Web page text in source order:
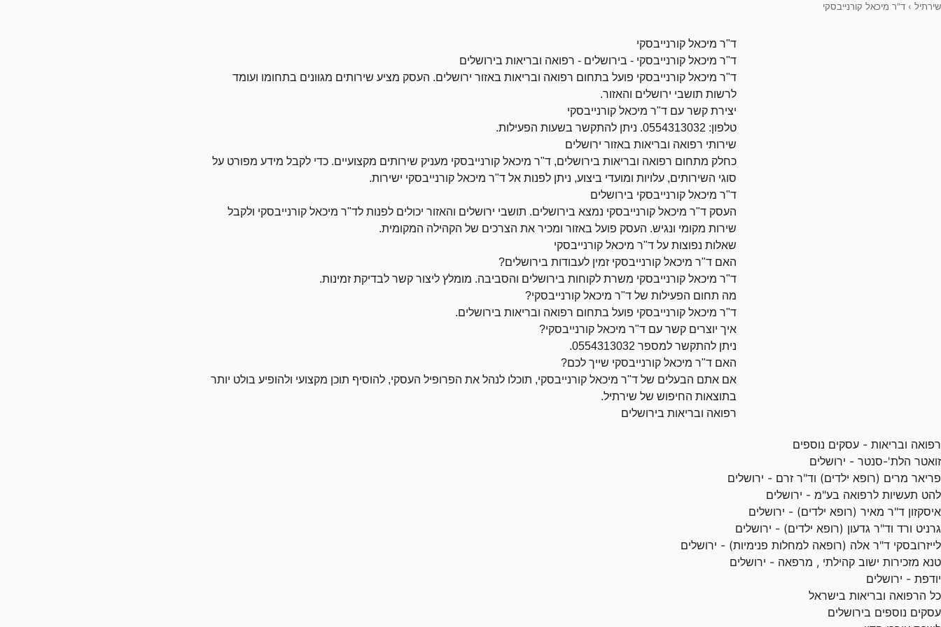
שירתיל › ד"ר מיכאל קורנייבסקי
ד"ר מיכאל קורנייבסקי
ד"ר מיכאל קורנייבסקי - בירושלים - רפואה ובריאות בירושלים
ד"ר מיכאל קורנייבסקי פועל בתחום רפואה ובריאות באזור ירושלים. העסק מציע שירותים מגוונים בתחומו ועומד
לרשות תושבי ירושלים והאזור.
יצירת קשר עם ד"ר מיכאל קורנייבסקי
טלפון: 0554313032. ניתן להתקשר בשעות הפעילות.
שירותי רפואה ובריאות באזור ירושלים
כחלק מתחום רפואה ובריאות בירושלים, ד"ר מיכאל קורנייבסקי מעניק שירותים מקצועיים. כדי לקבל מידע מפורט על
סוגי השירותים, עלויות ומועדי ביצוע, ניתן לפנות אל ד"ר מיכאל קורנייבסקי ישירות.
ד"ר מיכאל קורנייבסקי בירושלים
העסק ד"ר מיכאל קורנייבסקי נמצא בירושלים. תושבי ירושלים והאזור יכולים לפנות לד"ר מיכאל קורנייבסקי ולקבל
שירות מקומי ונגיש. העסק פועל באזור ומכיר את הצרכים של הקהילה המקומית.
שאלות נפוצות על ד"ר מיכאל קורנייבסקי
האם ד"ר מיכאל קורנייבסקי זמין לעבודות בירושלים?
ד"ר מיכאל קורנייבסקי משרת לקוחות בירושלים והסביבה. מומלץ ליצור קשר לבדיקת זמינות.
מה תחום הפעילות של ד"ר מיכאל קורנייבסקי?
ד"ר מיכאל קורנייבסקי פועל בתחום רפואה ובריאות בירושלים.
איך יוצרים קשר עם ד"ר מיכאל קורנייבסקי?
ניתן להתקשר למספר 0554313032.
האם ד"ר מיכאל קורנייבסקי שייך לכם?
אם אתם הבעלים של ד"ר מיכאל קורנייבסקי, תוכלו לנהל את הפרופיל העסקי, להוסיף תוכן מקצועי ולהופיע בולט יותר
בתוצאות החיפוש של שירתיל.
רפואה ובריאות בירושלים
רפואה ובריאות - עסקים נוספים
זואטר הלת'-סנטר - ירושלים
פריאר מרים (רופא ילדים) וד"ר זרם - ירושלים
להט תעשיות לרפואה בע"מ - ירושלים
איסקזון ד"ר מאיר (רופא ילדים) - ירושלים
גרניט ורד וד"ר גדעון (רופא ילדים) - ירושלים
לייזרובסקי ד"ר אלה (רופאה למחלות פנימיות) - ירושלים
טנא מזכירות ישוב קהילתי , מרפאה - ירושלים
יודפת - ירושלים
כל הרפואה ובריאות בישראל
עסקים נוספים בירושלים